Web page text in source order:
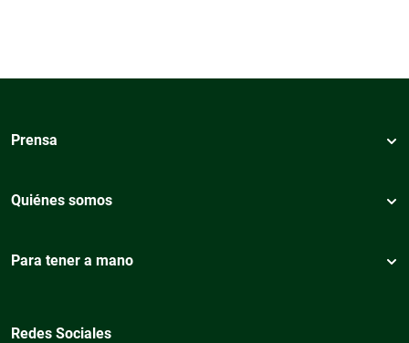
Prensa
Quiénes somos
Para tener a mano
Redes Sociales